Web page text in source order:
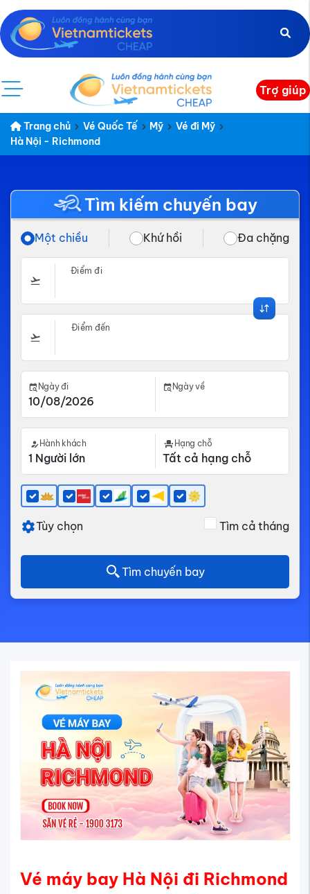
Trợ giúp
Trang chủ Vé Quốc Tế Mỹ
Vé đi Mỹ
Hà Nội - Richmond
Tìm kiếm chuyến bay
Một chiều Khứ hồi Đa chặng
Điểm đi
Điểm đến
Ngày đi Ngày về
Hành khách Hạng chỗ
Tùy chọn Tìm cả tháng
Tìm chuyến bay
Vé máy bay Hà Nội đi Richmond